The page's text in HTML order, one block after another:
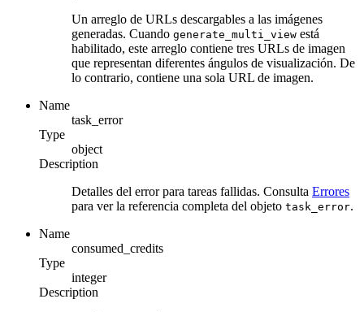
Un arreglo de URLs descargables a las imágenes
generadas. Cuando generate_multi_view está
habilitado, este arreglo contiene tres URLs de imagen
que representan diferentes ángulos de visualización. De
lo contrario, contiene una sola URL de imagen.
Name
task_error
Type
object
Description
Detalles del error para tareas fallidas. Consulta Errores
para ver la referencia completa del objeto task_error.
Name
consumed_credits
Type
integer
Description